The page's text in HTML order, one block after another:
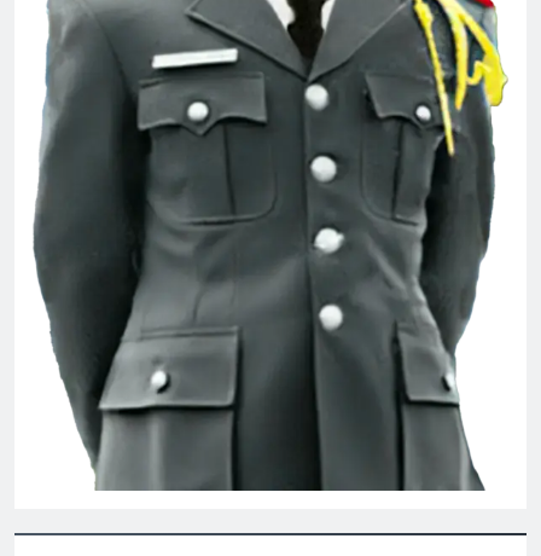
CÔ DÂU LẦN NỮA (Lưu Hiểu Ba)
3 Years Ago
Phân Ưu CSVSQ CHÂU VĂN ĐỨNG K23
2 Years Ago
CTBCTY – Tập I – Chương 3
3 Years Ago
Album 3 Tiểu Đoàn 36 BĐQ VNCH
UỐNG RƯỢU MỘT MÌNH (Lý Bạch)